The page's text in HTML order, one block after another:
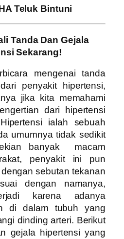
Teluk Bintuni
Tanda Dan Gejala
Sekarang!
mengenai tanda
penyakit hipertensi,
jika kita memahami
dari hipertensi
ialah sebuah
umumnya tidak sedikit
banyak macam
penyakit ini pun
sebutan tekanan
dengan namanya,
karena adanya
di dalam tubuh yang
dinding arteri. Berikut
gejala hipertensi yang